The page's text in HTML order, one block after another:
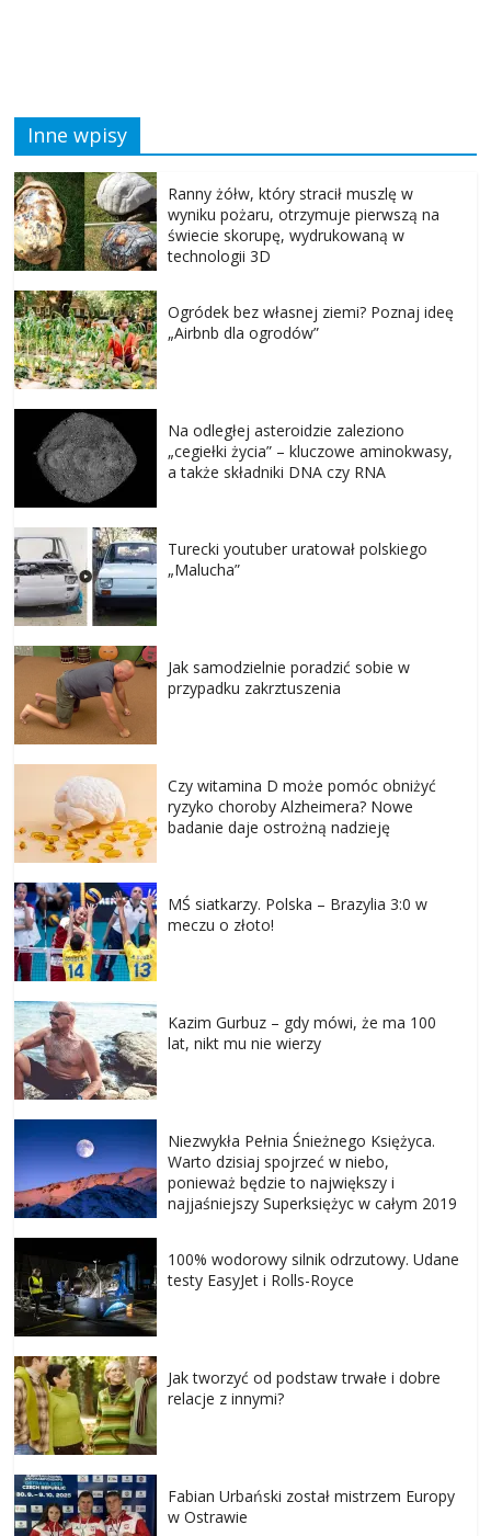
Inne wpisy
Ranny żółw, który stracił muszlę w
wyniku pożaru, otrzymuje pierwszą na
świecie skorupę, wydrukowaną w
technologii 3D
Ogródek bez własnej ziemi? Poznaj ideę
„Airbnb dla ogrodów”
Na odległej asteroidzie zaleziono
„cegiełki życia” – kluczowe aminokwasy,
a także składniki DNA czy RNA
Turecki youtuber uratował polskiego
„Malucha”
Jak samodzielnie poradzić sobie w
przypadku zakrztuszenia
Czy witamina D może pomóc obniżyć
ryzyko choroby Alzheimera? Nowe
badanie daje ostrożną nadzieję
MŚ siatkarzy. Polska – Brazylia 3:0 w
meczu o złoto!
Kazim Gurbuz – gdy mówi, że ma 100
lat, nikt mu nie wierzy
Niezwykła Pełnia Śnieżnego Księżyca.
Warto dzisiaj spojrzeć w niebo,
ponieważ będzie to największy i
najjaśniejszy Superksiężyc w całym 2019
100% wodorowy silnik odrzutowy. Udane
testy EasyJet i Rolls-Royce
Jak tworzyć od podstaw trwałe i dobre
relacje z innymi?
Fabian Urbański został mistrzem Europy
w Ostrawie